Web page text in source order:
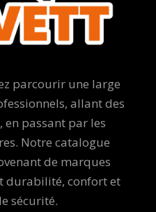
parcourir une large
allant des
en passant par les
Notre catalogue
de marques
durabilité, confort et
sécurité.